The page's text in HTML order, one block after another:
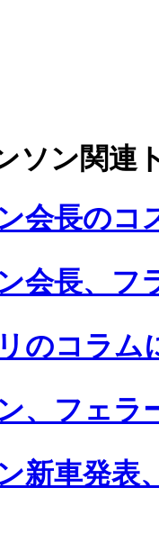
ソン関連
会長のコ
会長、フ
のコラム
、フェラ
新車発表